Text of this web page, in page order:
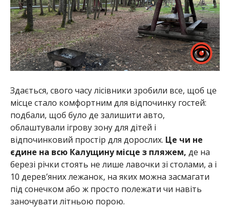
Здається, свого часу лісівники зробили все, щоб це
місце стало комфортним для відпочинку гостей:
подбали, щоб було де залишити авто,
облаштували ігрову зону для дітей і
відпочинковий простір для дорослих. Це чи не
єдине на всю Калущину місце з пляжем, де на
березі річки стоять не лише лавочки зі столами, а і
10 дерев’яних лежанок, на яких можна засмагати
під сонечком або ж просто полежати чи навіть
заночувати літньою порою.